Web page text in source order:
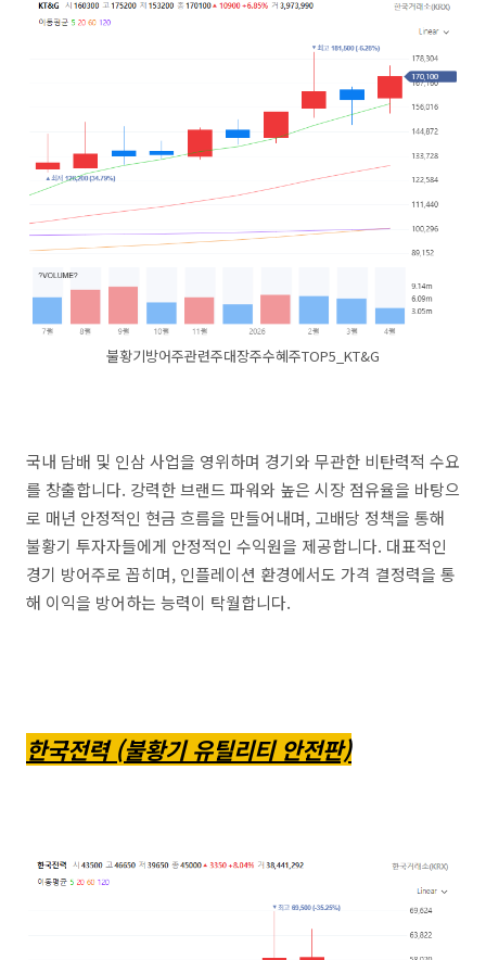
불황기방어주관련주대장주수혜주TOP5_KT&G
국내 담배 및 인삼 사업을 영위하며 경기와 무관한 비탄력적 수요
를 창출합니다. 강력한 브랜드 파워와 높은 시장 점유율을 바탕으
로 매년 안정적인 현금 흐름을 만들어내며, 고배당 정책을 통해
불황기 투자자들에게 안정적인 수익원을 제공합니다. 대표적인
경기 방어주로 꼽히며, 인플레이션 환경에서도 가격 결정력을 통
해 이익을 방어하는 능력이 탁월합니다.
한국전력 (불황기 유틸리티 안전판)